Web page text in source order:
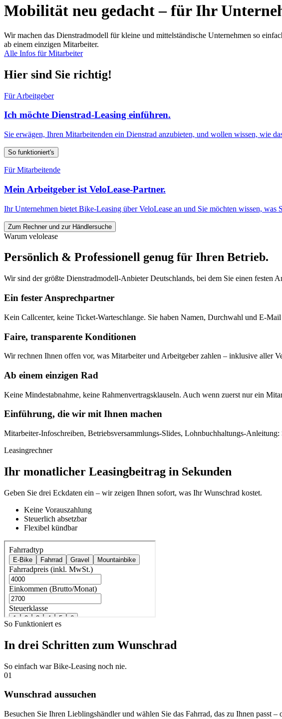
Mobilität neu gedacht – für Ihr
Wir machen das Dienstradmodell für kleine und mittelständische Unternehmen so
ab einem einzigen Mitarbeiter.
Alle Infos für Mitarbeiter
Hier sind Sie richtig!
Für Arbeitgeber
Ich möchte Dienstrad-Leasing einführen.
Sie erwägen, Ihren Mitarbeitenden ein Dienstrad anzubieten, und wollen wissen, wie
So funktioniert's
Für Mitarbeitende
Mein Arbeitgeber ist VeloLease-Partner.
Ihr Unternehmen bietet Bike-Leasing über VeloLease an und Sie möchten wissen,
Zum Rechner und zur Händlersuche
Warum velolease
Persönlich & Professionell genug für Ihren Betrieb.
Wir sind der größte Dienstradmodell-Anbieter Deutschlands, bei dem Sie einen festen
Ein fester Ansprechpartner
Kein Callcenter, keine Ticket-Warteschlange. Sie haben Namen, Durchwahl und E-
Faire, transparente Konditionen
Wir rechnen Ihnen offen vor, was Mitarbeiter und Arbeitgeber zahlen – inklusive aller
Ab einem einzigen Rad
Keine Mindestabnahme, keine Rahmenvertragsklauseln. Auch wenn zuerst nur ein
Einführung, die wir mit Ihnen machen
Mitarbeiter-Infoschreiben, Betriebsversammlungs-Slides, Lohnbuchhaltungs-
Leasingrechner
Ihr monatlicher Leasingbeitrag in Sekunden
Geben Sie drei Eckdaten ein – wir zeigen Ihnen sofort, was Ihr Wunschrad kostet.
Keine Vorauszahlung
Steuerlich absetzbar
Flexibel kündbar
So Funktioniert es
In drei Schritten zum Wunschrad
So einfach war Bike-Leasing noch nie.
01
Wunschrad aussuchen
Besuchen Sie Ihren Lieblingshändler und wählen Sie das Fahrrad, das zu Ihnen passt